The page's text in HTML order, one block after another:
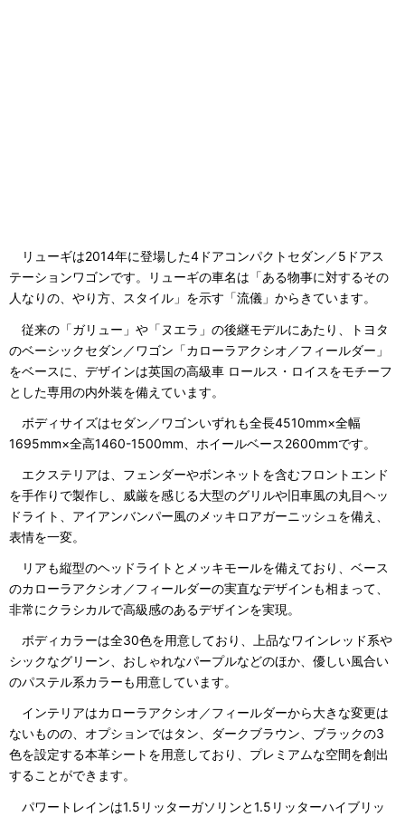
リューギは2014年に登場した4ドアコンパクトセダン／5ドアス
テーションワゴンです。リューギの車名は「ある物事に対するその
人なりの、やり方、スタイル」を示す「流儀」からきています。
従来の「ガリュー」や「ヌエラ」の後継モデルにあたり、トヨタ
のベーシックセダン／ワゴン「カローラアクシオ／フィールダー」
をベースに、デザインは英国の高級車 ロールス・ロイスをモチーフ
とした専用の内外装を備えています。
ボディサイズはセダン／ワゴンいずれも全長4510mm×全幅
1695mm×全高1460-1500mm、ホイールベース2600mmです。
エクステリアは、フェンダーやボンネットを含むフロントエンド
を手作りで製作し、威厳を感じる大型のグリルや旧車風の丸目ヘッ
ドライト、アイアンバンパー風のメッキロアガーニッシュを備え、
表情を一変。
リアも縦型のヘッドライトとメッキモールを備えており、ベース
のカローラアクシオ／フィールダーの実直なデザインも相まって、
非常にクラシカルで高級感のあるデザインを実現。
ボディカラーは全30色を用意しており、上品なワインレッド系や
シックなグリーン、おしゃれなパープルなどのほか、優しい風合い
のパステル系カラーも用意しています。
インテリアはカローラアクシオ／フィールダーから大きな変更は
ないものの、オプションではタン、ダークブラウン、ブラックの3
色を設定する本革シートを用意しており、プレミアムな空間を創出
することができます。
パワートレインは1.5リッターガソリンと1.5リッターハイブリッ